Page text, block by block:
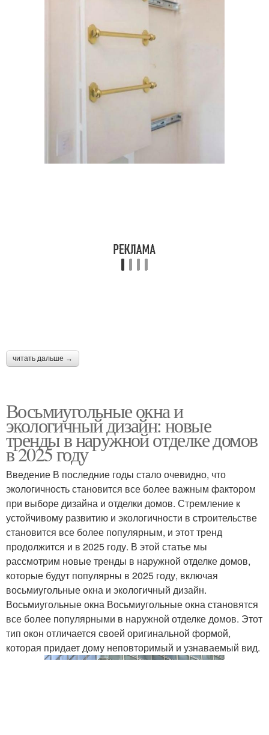
читать дальше →
Восьмиугольные окна и
экологичный дизайн: новые
тренды в наружной отделке домов
в 2025 году
Введение В последние годы стало очевидно, что
экологичность становится все более важным фактором
при выборе дизайна и отделки домов. Стремление к
устойчивому развитию и экологичности в строительстве
становится все более популярным, и этот тренд
продолжится и в 2025 году. В этой статье мы
рассмотрим новые тренды в наружной отделке домов,
которые будут популярны в 2025 году, включая
восьмиугольные окна и экологичный дизайн.
Восьмиугольные окна Восьмиугольные окна становятся
все более популярными в наружной отделке домов. Этот
тип окон отличается своей оригинальной формой,
которая придает дому неповторимый и узнаваемый вид.